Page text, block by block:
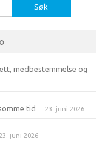
medbestemmelse og
tid 23. juni 2026
juni 2026